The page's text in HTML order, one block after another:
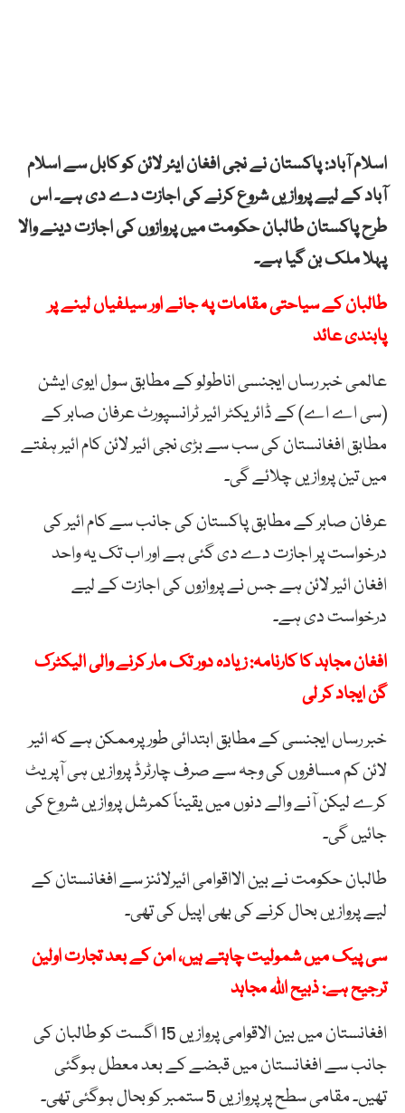
اسلام آباد: پاکستان نے نجی افغان ایئر لائن کو کابل سے اسلام
آباد کے لیے پروازیں شروع کرنے کی اجازت دے دی ہے۔ اس
طرح پاکستان طالبان حکومت میں پروازوں کی اجازت دینے والا
پہلا ملک بن گیا ہے۔
طالبان کے سیاحتی مقامات پہ جانے اور سیلفیاں لینے پر
پابندی عائد
عالمی خبر رساں ایجنسی اناطولو کے مطابق سول ایوی ایشن
(سی اے اے) کے ڈائریکٹر ائیر ٹرانسپورٹ عرفان صابر کے
مطابق افغانستان کی سب سے بڑی نجی ائیر لائن کام ائیر ہفتے
میں تین پروازیں چلائے گی۔
عرفان صابر کے مطابق پاکستان کی جانب سے کام ائیر کی
درخواست پر اجازت دے دی گئی ہے اور اب تک یہ واحد
افغان ائیر لائن ہے جس نے پروازوں کی اجازت کے لیے
درخواست دی ہے۔
افغان مجاہد کا کارنامہ: زیادہ دور تک مار کرنے والی الیکٹرک
گن ایجاد کر لی
خبر رساں ایجنسی کے مطابق ابتدائی طور پرممکن ہے کہ ائیر
لائن کم مسافروں کی وجہ سے صرف چارٹرڈ پروازیں ہی آپریٹ
کرے لیکن آنے والے دنوں میں یقیناً کمرشل پروازیں شروع کی
جائیں گی۔
طالبان حکومت نے بین الااقوامی ائیرلائنز سے افغانستان کے
لیے پروازیں بحال کرنے کی بھی اپیل کی تھی۔
سی پیک میں شمولیت چاہتے ہیں، امن کے بعد تجارت اولین
ترجیح ہے: ذبیح اللہ مجاہد
افغانستان میں بین الاقوامی پروازیں 15 اگست کو طالبان کی
جانب سے افغانستان میں قبضے کے بعد معطل ہوگئی
تھیں۔ مقامی سطح پر پروازیں 5 ستمبر کو بحال ہوگئی تھی۔